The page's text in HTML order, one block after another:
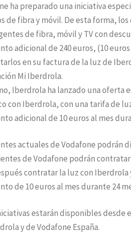
ha preparado una iniciativa
de fibra y móvil. De esta forma,
de fibra, móvil y TV con
adicional de 240 euros, (10
en su factura de la luz de
Mi Iberdrola.
Iberdrola ha lanzado una oferta
con Iberdrola, con una tarifa de
adicional de 10 euros al mes
actuales de Vodafone podrán
de Vodafone podrán
contratar la luz con
de 10 euros al mes durante 24
estarán disponibles
y de Vodafone España.